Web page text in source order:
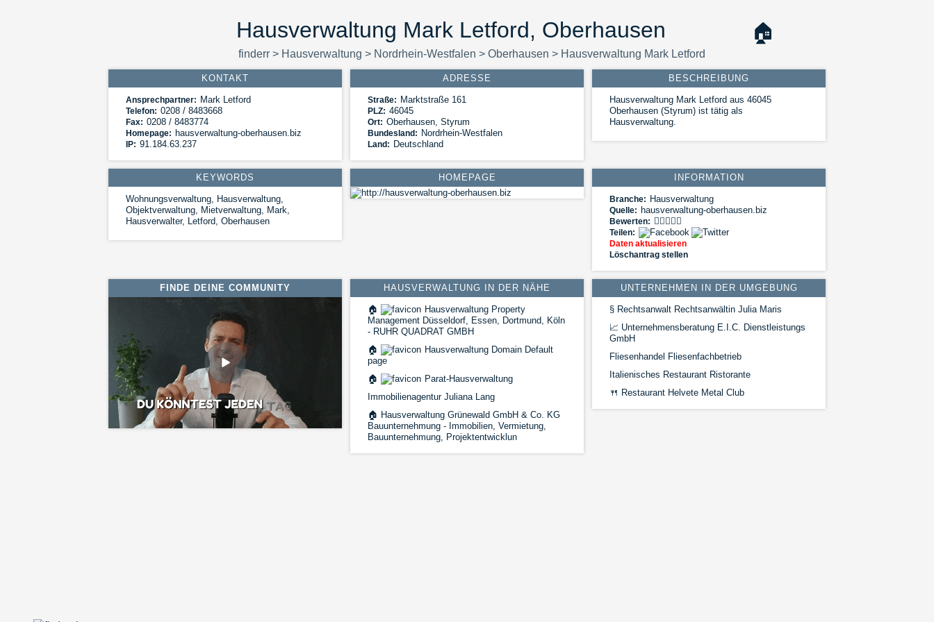
Hausverwaltung Mark Letford, Oberhausen 🏠
finderr> Hausverwaltung > Nordrhein-Westfalen > Oberhausen > Hausverwaltung Mark Letford
KONTAKT
Ansprechpartner: Mark Letford
Telefon: 0208 / 8483668
Fax: 0208 / 8483774
Homepage: hausverwaltung-oberhausen.biz
IP: 91.184.63.237
ADRESSE
Straße: Marktstraße 161
PLZ: 46045
Ort: Oberhausen, Styrum
Bundesland: Nordrhein-Westfalen
Land: Deutschland
BESCHREIBUNG
Hausverwaltung Mark Letford aus 46045
Oberhausen (Styrum) ist tätig als
Hausverwaltung.
KEYWORDS
Wohnungsverwaltung, Hausverwaltung,
Objektverwaltung, Mietverwaltung, Mark,
Hausverwalter, Letford, Oberhausen
HOMEPAGE INFORMATION
Branche: Hausverwaltung
Quelle: hausverwaltung-oberhausen.biz
Bewerten:
Teilen:
Daten aktualisieren
Löschantrag stellen
FINDE DEINE COMMUNITY HAUSVERWALTUNG IN DER NÄHE
🏠
Hausverwaltung Property
Management Düsseldorf, Essen, Dortmund, Köln
- RUHR QUADRAT GMBH
🏠
Hausverwaltung Domain Default
page
🏠
Parat-Hausverwaltung
Immobilienagentur Juliana Lang
🏠 Hausverwaltung Grünewald GmbH & Co. KG
Bauunternehmung - Immobilien, Vermietung,
Bauunternehmung, Projektentwicklun
UNTERNEHMEN IN DER UMGEBUNG
§ Rechtsanwalt Rechtsanwältin Julia Maris
📈 Unternehmensberatung E.I.C. Dienstleistungs
GmbH
Fliesenhandel Fliesenfachbetrieb
Italienisches Restaurant Ristorante
🍴 Restaurant Helvete Metal Club